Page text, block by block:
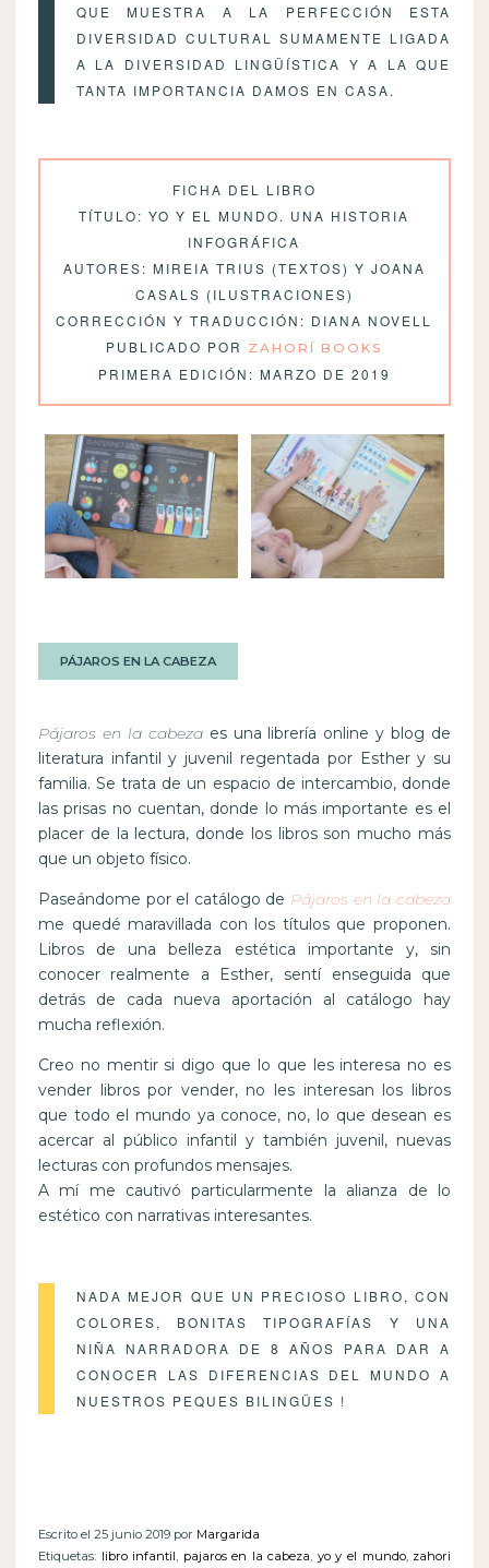
QUE MUESTRA A LA PERFECCIÓN ESTA
DIVERSIDAD CULTURAL SUMAMENTE LIGADA
A LA DIVERSIDAD LINGÜÍSTICA Y A LA QUE
TANTA IMPORTANCIA DAMOS EN CASA.
FICHA DEL LIBRO
TÍTULO: YO Y EL MUNDO. UNA HISTORIA
INFOGRÁFICA
AUTORES: MIREIA TRIUS (TEXTOS) Y JOANA
CASALS (ILUSTRACIONES)
CORRECCIÓN Y TRADUCCIÓN: DIANA NOVELL
PUBLICADO POR
ZAHORÍ BOOKS
PRIMERA EDICIÓN: MARZO DE 2019
PÁJAROS EN LA CABEZA
Pájaros en la cabezaes una librería online y blog de
literatura infantil y juvenil regentada por Esther y su
familia. Se trata de un espacio de intercambio, donde
las prisas no cuentan, donde lo más importante es el
placer de la lectura, donde los libros son mucho más
que un objeto físico.
Paseándome por el catálogo de Pájaros en la cabeza
me quedé maravillada con los títulos que proponen.
Libros de una belleza estética importante y, sin
conocer realmente a Esther, sentí enseguida que
detrás de cada nueva aportación al catálogo hay
mucha reflexión.
Creo no mentir si digo que lo que les interesa no es
vender libros por vender, no les interesan los libros
que todo el mundo ya conoce, no, lo que desean es
acercar al público infantil y también juvenil, nuevas
lecturas con profundos mensajes.
A mí me cautivó particularmente la alianza de lo
estético con narrativas interesantes.
NADA MEJOR QUE UN PRECIOSO LIBRO, CON
COLORES, BONITAS TIPOGRAFÍAS Y UNA
NIÑA NARRADORA DE 8 AÑOS PARA DAR A
CONOCER LAS DIFERENCIAS DEL MUNDO A
NUESTROS PEQUES BILINGÜES !
Escrito el 25 junio 2019 por Margarida
Etiquetas: libro infantil, pajaros en la cabeza, yo y el mundo, zahori